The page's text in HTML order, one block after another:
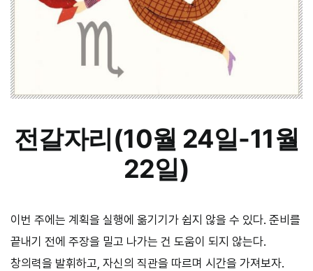
전갈자리(10월 24일-11월
22일)
이번 주에는 계획을 실행에 옮기기가 쉽지 않을 수 있다. 준비를
끝내기 전에 주장을 밀고 나가는 건 도움이 되지 않는다.
창의력을 발휘하고, 자신의 직관을 따르며 시간을 가져보자.